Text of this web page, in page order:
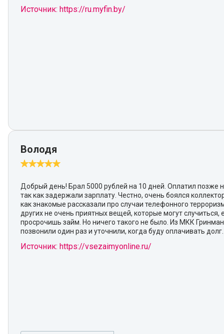
Источник: https://ru.myfin.by/
Володя
Добрый день! Брал 5000 рублей на 10 дней. Оплатил позже
так как задержали зарплату. Честно, очень боялся
как знакомые рассказали про случаи телефонного
других не очень приятных вещей, которые могут случиться,
просрочишь займ. Но ничего такого не было. Из МКК
позвонили один раз и уточнили, когда буду оплачивать долг.
Источник: https://vsezaimyonline.ru/